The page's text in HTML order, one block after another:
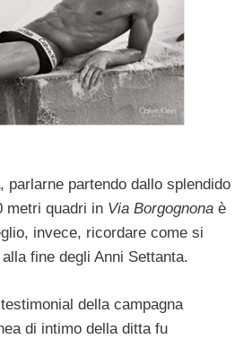
, parlarne partendo dallo splendido
metri quadri in Via Borgognona è
invece, ricordare come si
fine degli Anni Settanta.
della campagna
di intimo della ditta fu